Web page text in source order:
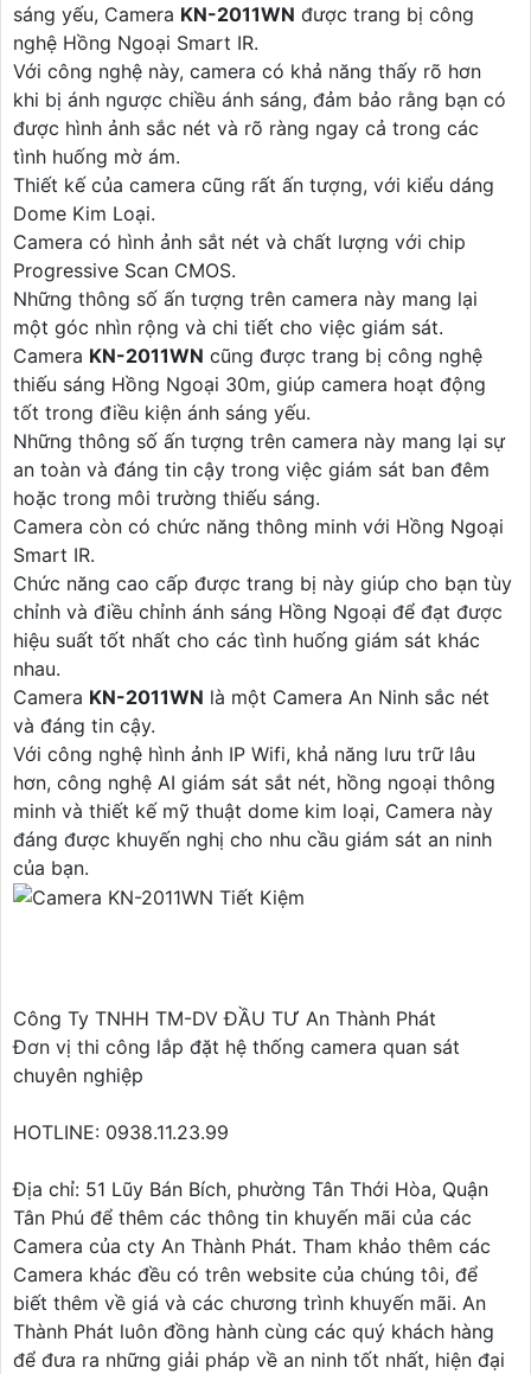
sáng yếu, Camera KN-2011WN được trang bị công
nghệ Hồng Ngoại Smart IR.
Với công nghệ này, camera có khả năng thấy rõ hơn
khi bị ánh ngược chiều ánh sáng, đảm bảo rằng bạn có
được hình ảnh sắc nét và rõ ràng ngay cả trong các
tình huống mờ ám.
Thiết kế của camera cũng rất ấn tượng, với kiểu dáng
Dome Kim Loại.
Camera có hình ảnh sắt nét và chất lượng với chip
Progressive Scan CMOS.
Những thông số ấn tượng trên camera này mang lại
một góc nhìn rộng và chi tiết cho việc giám sát.
Camera KN-2011WN cũng được trang bị công nghệ
thiếu sáng Hồng Ngoại 30m, giúp camera hoạt động
tốt trong điều kiện ánh sáng yếu.
Những thông số ấn tượng trên camera này mang lại sự
an toàn và đáng tin cậy trong việc giám sát ban đêm
hoặc trong môi trường thiếu sáng.
Camera còn có chức năng thông minh với Hồng Ngoại
Smart IR.
Chức năng cao cấp được trang bị này giúp cho bạn tùy
chỉnh và điều chỉnh ánh sáng Hồng Ngoại để đạt được
hiệu suất tốt nhất cho các tình huống giám sát khác
nhau.
Camera KN-2011WN là một Camera An Ninh sắc nét
và đáng tin cậy.
Với công nghệ hình ảnh IP Wifi, khả năng lưu trữ lâu
hơn, công nghệ AI giám sát sắt nét, hồng ngoại thông
minh và thiết kế mỹ thuật dome kim loại, Camera này
đáng được khuyến nghị cho nhu cầu giám sát an ninh
của bạn.
Công Ty TNHH TM-DV ĐẦU TƯ An Thành Phát
Đơn vị thi công lắp đặt hệ thống camera quan sát
chuyên nghiệp
HOTLINE: 0938.11.23.99
Địa chỉ: 51 Lũy Bán Bích, phường Tân Thới Hòa, Quận
Tân Phú để thêm các thông tin khuyến mãi của các
Camera của cty An Thành Phát. Tham khảo thêm các
Camera khác đều có trên website của chúng tôi, để
biết thêm về giá và các chương trình khuyến mãi. An
Thành Phát luôn đồng hành cùng các quý khách hàng
để đưa ra những giải pháp về an ninh tốt nhất, hiện đại